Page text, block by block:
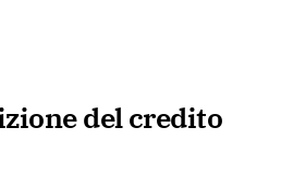
del credito